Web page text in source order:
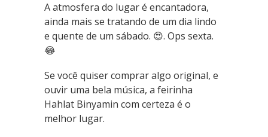
A atmosfera do lugar é encantadora,
ainda mais se tratando de um dia lindo
e quente de um sábado. 😍. Ops sexta.
😂
Se você quiser comprar algo original, e
ouvir uma bela música, a feirinha
Hahlat Binyamin com certeza é o
melhor lugar.